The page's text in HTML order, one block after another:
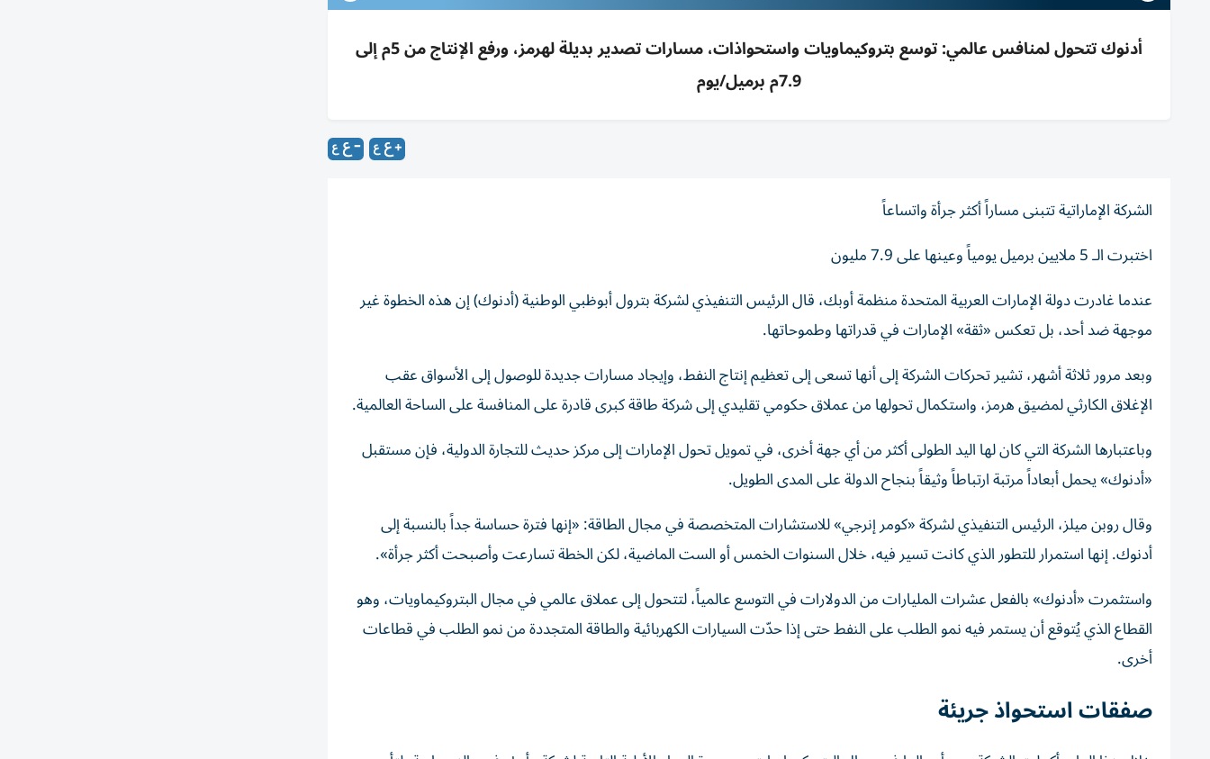
أدنوك تتحول لمنافس عالمي: توسع بتروكيماويات واستحواذات، مسارات تصدير بديلة لهرمز، ورفع الإنتاج من 5م إلى
7.9م برميل/يوم
الشركة الإماراتية تتبنى مساراً أكثر جرأة واتساعاً
اختبرت الـ 5 ملايين برميل يومياً وعينها على 7.9 مليون
عندما غادرت دولة الإمارات العربية المتحدة منظمة أوبك، قال الرئيس التنفيذي لشركة بترول أبوظبي الوطنية (أدنوك) إن هذه الخطوة غير
موجهة ضد أحد، بل تعكس «ثقة» الإمارات في قدراتها وطموحاتها.
وبعد مرور ثلاثة أشهر، تشير تحركات الشركة إلى أنها تسعى إلى تعظيم إنتاج النفط، وإيجاد مسارات جديدة للوصول إلى الأسواق عقب
الإغلاق الكارثي لمضيق هرمز، واستكمال تحولها من عملاق حكومي تقليدي إلى شركة طاقة كبرى قادرة على المنافسة على الساحة العالمية.
وباعتبارها الشركة التي كان لها اليد الطولى أكثر من أي جهة أخرى، في تمويل تحول الإمارات إلى مركز حديث للتجارة الدولية، فإن مستقبل
«أدنوك» يحمل أبعاداً مرتبة ارتباطاً وثيقاً بنجاح الدولة على المدى الطويل.
وقال روبن ميلز، الرئيس التنفيذي لشركة «كومر إنرجي» للاستشارات المتخصصة في مجال الطاقة: «إنها فترة حساسة جداً بالنسبة إلى
أدنوك. إنها استمرار للتطور الذي كانت تسير فيه، خلال السنوات الخمس أو الست الماضية، لكن الخطة تسارعت وأصبحت أكثر جرأة».
واستثمرت «أدنوك» بالفعل عشرات المليارات من الدولارات في التوسع عالمياً، لتتحول إلى عملاق عالمي في مجال البتروكيماويات، وهو
القطاع الذي يُتوقع أن يستمر فيه نمو الطلب على النفط حتى إذا حدّت السيارات الكهربائية والطاقة المتجددة من نمو الطلب في قطاعات
أخرى.
صفقات استحواذ جريئة